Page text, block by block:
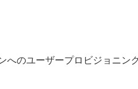
へのユーザープロビジョニ